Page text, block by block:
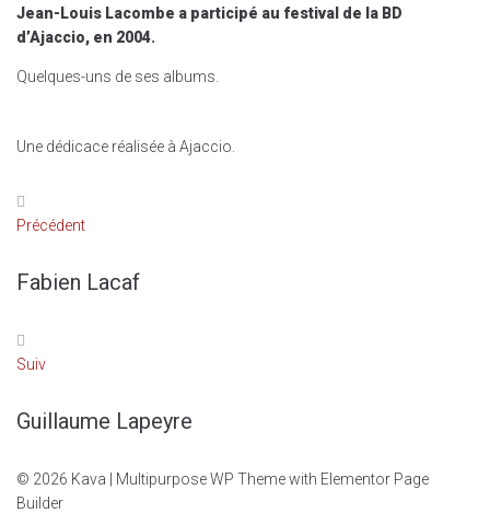
Jean-Louis Lacombe a participé au festival de la BD
d’Ajaccio, en 2004.
Quelques-uns de ses albums.
Une dédicace réalisée à Ajaccio.
Précédent
Fabien Lacaf
Suiv
Guillaume Lapeyre
© 2026 Kava | Multipurpose WP Theme with Elementor Page
Builder